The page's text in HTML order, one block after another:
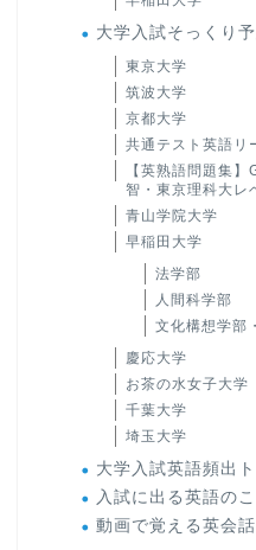
大学入試そっくり
東京大学
筑波大学
京都大学
共通テスト英語リ
【英熟語問題集
智・東京理科大レ
青山学院大学
早稲田大学
法学部
人間科学部
文化構想学部
慶応大学
お茶の水女子大学
千葉大学
埼玉大学
大学入試英語頻出
入試に出る英語の
動画で覚える英会